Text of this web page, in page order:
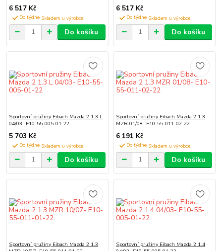
6 517 Kč
Do týdne
Do košíku
6 517 Kč
Do týdne
Do košíku
Sportovní pružiny Eibach Mazda 2 1.3 L
04/03- E10-55-005-01-22
5 703 Kč
Do týdne
Do košíku
Sportovní pružiny Eibach Mazda 2 1.3
MZR 01/08- E10-55-011-02-22
6 191 Kč
Do týdne
Do košíku
Sportovní pružiny Eibach Mazda 2 1.3
Sportovní pružiny Eibach Mazda 2 1.4